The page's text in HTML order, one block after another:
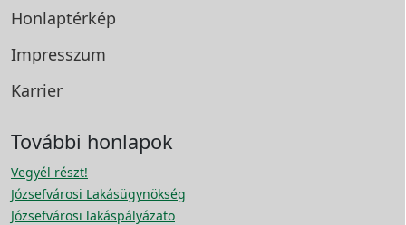
Honlaptérkép
Impresszum
Karrier
További honlapok
Vegyél részt!
Józsefvárosi Lakásügynökség
Józsefvárosi lakáspályázato